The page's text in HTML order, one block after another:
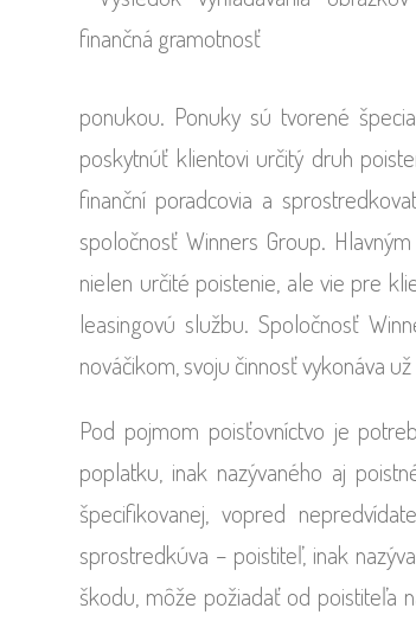
ponukou. Ponuky sú tvorené
poskytnúť klientovi určitý druh
finanční poradcovia a
spoločnosť Winners Group.
nielen určité poistenie, ale vie pre
leasingovú službu. Spoločnosť
nováčikom, svoju činnosť vykonáva
Pod pojmom poisťovníctvo je
poplatku, inak nazývaného aj
špecifikovanej, vopred
sprostredkúva – poistiteľ, inak
škodu, môže požiadať od poistiteľa